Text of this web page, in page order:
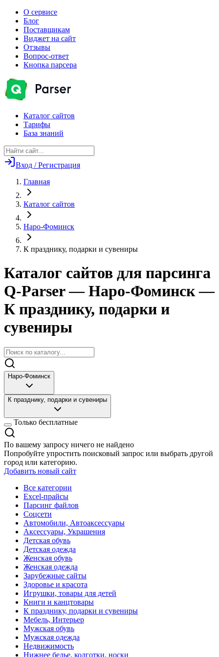
О сервисе
Блог
Поставщикам
Виджет на сайт
Отзывы
Вопрос-ответ
Кнопка парсера
Каталог сайтов
Тарифы
База знаний
Вход / Регистрация
Главная
Каталог сайтов
Наро-Фоминск
К празднику, подарки и сувениры
Каталог сайтов для парсинга
Q-Parser— Наро-Фоминск —
К празднику, подарки и
сувениры
Наро-Фоминск
К празднику, подарки и сувениры
Только бесплатные
По вашему запросу ничего не найдено
Попробуйте упростить поисковый запрос или выбрать другой
город или категорию.
Добавить новый сайт
Все категории
Excel-прайсы
Парсинг файлов
Соцсети
Автомобили, Автоаксессуары
Аксессуары, Украшения
Детская обувь
Детская одежда
Женская обувь
Женская одежда
Зарубежные сайты
Здоровье и красота
Игрушки, товары для детей
Книги и канцтовары
К празднику, подарки и сувениры
Мебель, Интерьер
Мужская обувь
Мужская одежда
Недвижимость
Нижнее белье, колготки, носки